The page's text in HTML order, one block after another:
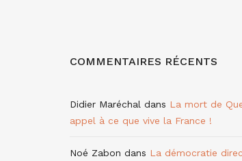
COMMENTAIRES RÉCENTS
Didier Maréchal dans La mort de
appel à ce que vive la France !
Noé Zabon dans La démocratie